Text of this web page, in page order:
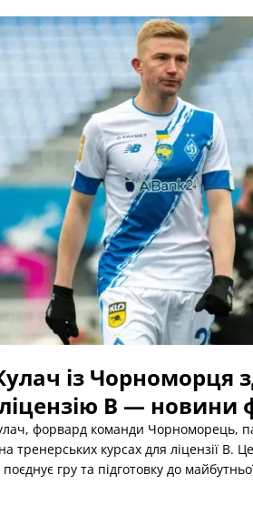
із Чорноморця
B — новини
форвард команди Чорноморець,
тренерських курсах для ліцензії B.
гру та підготовку до